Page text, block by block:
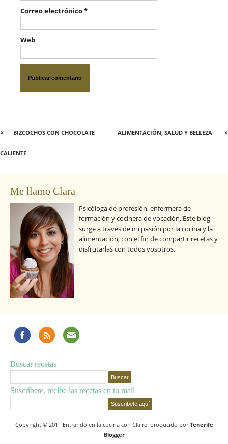
Correo electrónico*
Web
ALIMENTACIÓN, SALUD Y BELLEZA »
« BIZCOCHOS CON CHOCOLATE
CALIENTE
Me llamo Clara
Psicóloga de profesión, enfermera de
formación y cocinera de vocación. Este blog
surge a través de mi pasión por la cocina y la
alimentación, con el fin de compartir recetas y
disfrutarlas con todos vosotros.
Buscar recetas
Suscríbete, recibe las recetas en tu mail
Copyright © 2011 Entrando en la cocina con Claire. producido porTenerife
Blogger